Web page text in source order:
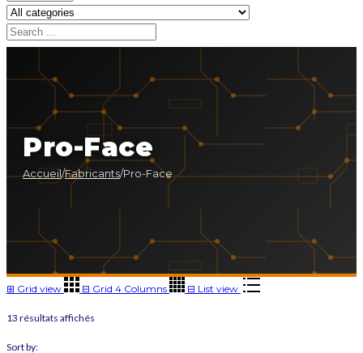
Pro-Face
Accueil/Fabricants/Pro-Face
⊞ Grid view ⊟ Grid 4 Columns ⊟ List view
13 résultats affichés
Sort by: